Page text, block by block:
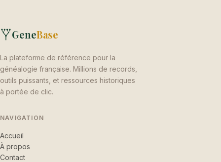
GeneBase
La plateforme de référence pour la
généalogie française. Millions de records,
outils puissants, et ressources historiques
à portée de clic.
NAVIGATION
Accueil
À propos
Contact